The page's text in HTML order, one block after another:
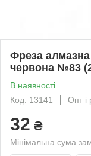
Фреза
червона №83
В наявності
Код: 13141
Опт і
32 ₴
Мінімальна сума